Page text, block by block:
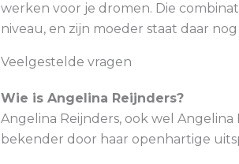
werken voor je dromen. Die
niveau, en zijn moeder staat daar
Veelgestelde vragen
Wie is Angelina Reijnders?
Angelina Reijnders, ook wel
bekender door haar openhartige